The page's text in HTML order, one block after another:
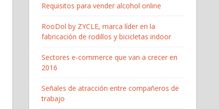
Requisitos para vender alcohol online
RooDol by ZYCLE, marca líder en la
fabricación de rodillos y bicicletas indoor
Sectores e-commerce que van a crecer en
2016
Señales de atracción entre compañeros de
trabajo